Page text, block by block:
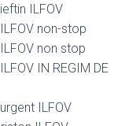
ILFOV
non-stop
non stop
IN REGIM DE
ILFOV